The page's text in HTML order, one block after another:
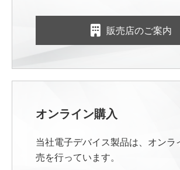
販売店のご案内
オンライン購入
当社電子デバイス製品は、オンラ
売を行っています。